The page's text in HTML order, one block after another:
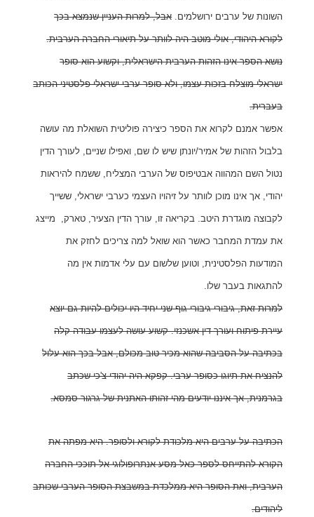
השונות של ערבים ירושלמים.אבל, למרות העניין שנמצא בכך
לקורא היהודי, אולי מוטב היה לוותר על תיאורי החברה הערבית.
נושא הספר אינו הזהות הערבית הישראלית, וקשוע הוא סופר
ישראלי מוצלח בזכות עצמו, ולא סופר ערבי-ישראלי-פלסטיני הכותב
בעברית.
אפשר אמנם לקרוא את הספר כיצירה פוליטית השואלת מה עושה
בלבול הזהות של אמיר/יונתן שיש לו שם, ואפילו שניים, לעורך הדין
נטול השם המהווה אבטיפוס של הערבי המצליח, ששמח להיראות
יהודי, אך אינו מוכן לוותר על זיהויו העצמי כערבי ישראלי, ששייך
לקבוצה מוגדרת היטב. בקריאה זו, עורך הדין הצעיר, טארק, מייצג
את עמדת המחבר כאשר הוא שואל למה צריכים לחזק את
המודעות הפלסטינית, וטוען שלשום עם עלי אדמות אין מה
להתגאות בעבר שלו.
למרות זאת, גיבורי גיבורי גוף שני יחיד היו יכולים להיות גם יוצא
עיירת פיתוח ועורך דין אשכנזי. קשוע עושה לעצמו עבודה קלה
בכתיבה על הסביבה שהוא מכיר טוב מכולם, אבל בכך הוא עלול
להנציח את תיוגו כסופר ערבי. קפקא היה יהודי צ'כי שכתב
בגרמנית, אך איננו יודעים מהי זהותו האתנית של גרגור סמסא.
הכתיבה על ערבים היא מלכודת לקורא ולסופר. היא מפתה את
הקורא להתייחס לספר כאל מסע אנתרופולוגי אל תוככי החברה
הערבית, ואת הסופר היא ממלכדת במשבצת הסופר הערבי שכותב
ליהודים.